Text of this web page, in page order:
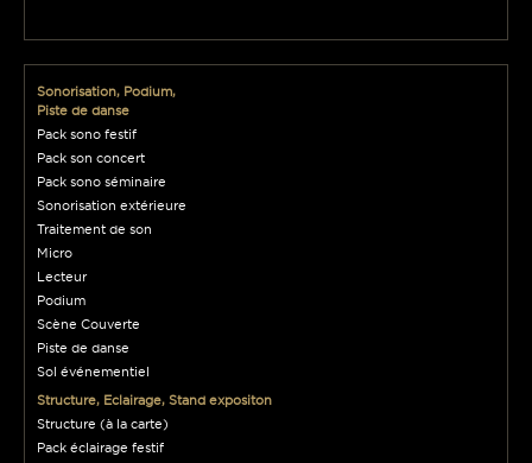
Sonorisation, Podium,
Piste de danse
Pack sono festif
Pack son concert
Pack sono séminaire
Sonorisation extérieure
Traitement de son
Micro
Lecteur
Podium
Scène Couverte
Piste de danse
Sol événementiel
Structure, Eclairage, Stand expositon
Structure (à la carte)
Pack éclairage festif